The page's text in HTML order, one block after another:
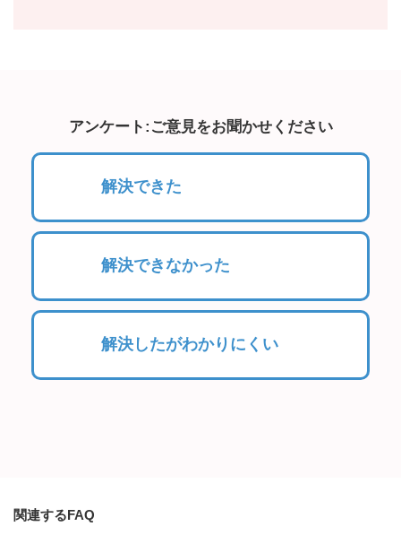
アンケート:ご意見をお聞かせください
解決できた
解決できなかった
解決したがわかりにくい
関連するFAQ